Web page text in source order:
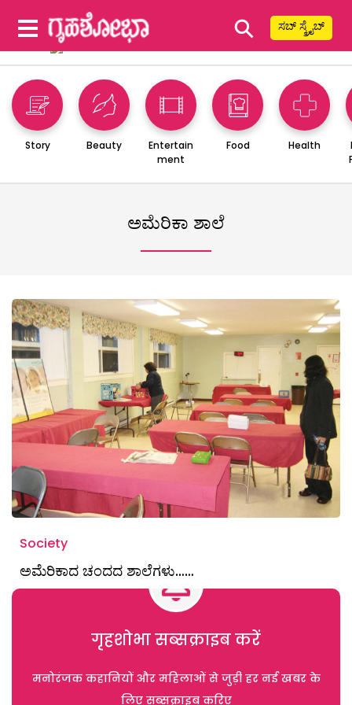
⚲ ಸಬ್ ಸ್ಕ್ರೈಬ್
Story Beauty
Entertain
ment
Food Health
ಅಮೆರಿಕಾ ಶಾಲೆ
Society
ಅಮೆರಿಕಾದ ಚಂದದ ಶಾಲೆಗಳು……
गृहशोभा सब्सक्राइब करें
मनोरंजक कहानियों और महिलाओं से जुड़ी हर नई खबर के
लिए सब्सक्राइब करिए